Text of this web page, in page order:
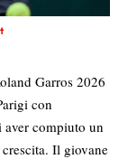
Garros 2026
con
aver compiuto un
Il giovane